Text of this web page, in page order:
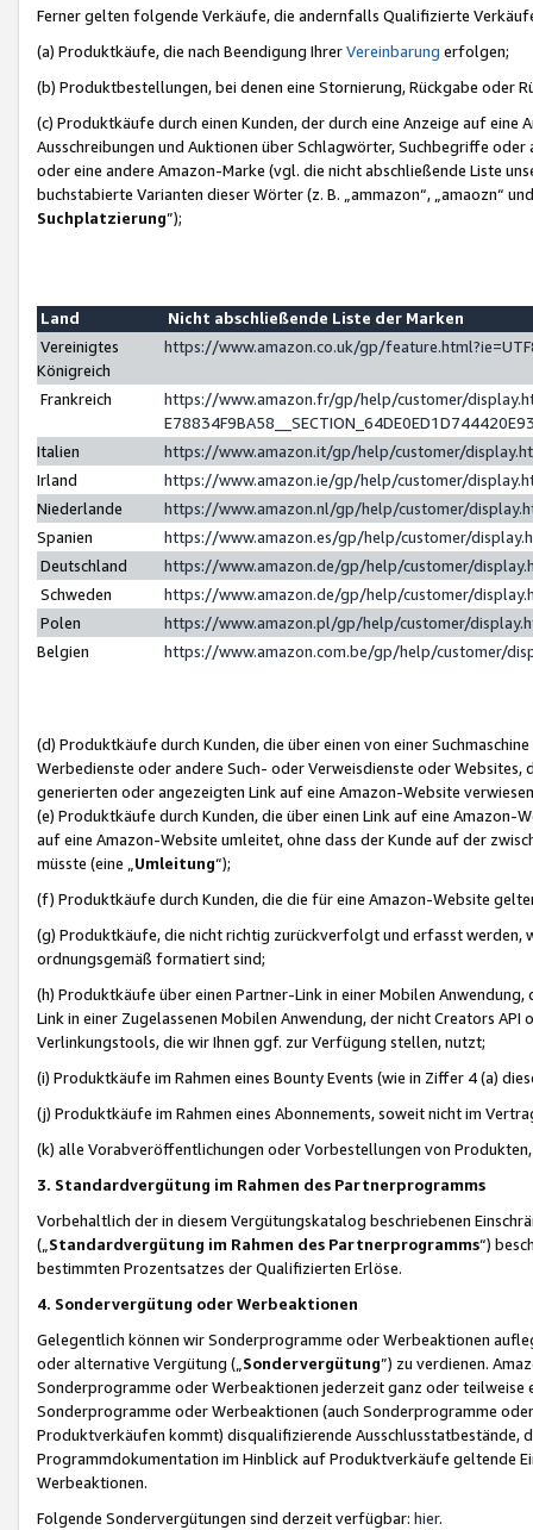
Ferner gelten folgende Verkäufe, die andernfalls Qualifizierte
(a) Produktkäufe, die nach Beendigung IhrerVereinbarung erfolgen;
(b) Produktbestellungen, bei denen eine Stornierung, Rückgabe oder
(c) Produktkäufe durch einen Kunden, der durch eine Anzeige auf
Ausschreibungen und Auktionen über Schlagwörter, Suchbegriffe
oder eine andere Amazon-Marke (vgl. die nicht abschließende Liste
buchstabierte Varianten dieser Wörter (z. B. „ammazon“, „amaozn“
Suchplatzierung”);
Land
Nicht abschließende Liste der Marken
Vereinigtes
Königreich
https://www.amazon.co.uk/gp/
Frankreich
https://www.amazon.fr/gp/help/customer/
Italien
https://www.amazon.it/gp/help/customer/
Irland
https://www.amazon.ie/gp/help/customer/
Niederlande
https://www.amazon.nl/gp/help/customer/
Spanien
https://www.amazon.es/gp/help/customer/
Deutschland
https://www.amazon.de/gp/help/customer/
Schweden
https://www.amazon.de/gp/help/customer/
Polen
https://www.amazon.pl/gp/help/customer/
Belgien
https://www.amazon.com.be/gp/help/customer/
(d) Produktkäufe durch Kunden, die über einen von einer
Werbedienste oder andere Such- oder Verweisdienste oder Websites,
generierten oder angezeigten Link auf eine Amazon-Website
(e) Produktkäufe durch Kunden, die über einen Link auf eine
auf eine Amazon-Website umleitet, ohne dass der Kunde auf der
müsste (eine „ Umleitung“);
(f) Produktkäufe durch Kunden, die die für eine Amazon-Website
(g) Produktkäufe, die nicht richtig zurückverfolgt und erfasst werden,
ordnungsgemäß formatiert sind;
(h) Produktkäufe über einen Partner-Link in einer Mobilen
Link in einer Zugelassenen Mobilen Anwendung, der nicht Creators
Verlinkungstools, die wir Ihnen ggf. zur Verfügung stellen, nutzt;
(i) Produktkäufe im Rahmen eines Bounty Events (wie in Ziffer 4 (a)
(j) Produktkäufe im Rahmen eines Abonnements, soweit nicht im
(k) alle Vorabveröffentlichungen oder Vorbestellungen von
3. Standardvergütung im Rahmen des Partnerprogramms
Vorbehaltlich der in diesem Vergütungskatalog beschriebenen
(„ Standardvergütung im Rahmen des Partnerprogramms“)
bestimmten Prozentsatzes der Qualifizierten Erlöse.
4. Sondervergütung oder Werbeaktionen
Gelegentlich können wir Sonderprogramme oder Werbeaktionen
oder alternative Vergütung („ Sondervergütung”) zu verdienen.
Sonderprogramme oder Werbeaktionen jederzeit ganz oder
Sonderprogramme oder Werbeaktionen (auch Sonderprogramme
Produktverkäufen kommt) disqualifizierende Ausschlusstatbestände,
Programmdokumentation im Hinblick auf Produktverkäufe geltende
Werbeaktionen.
Folgende Sondervergütungen sind derzeit verfügbar: hier.